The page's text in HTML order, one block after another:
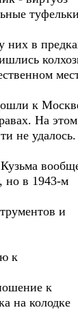
них в
к
На этом
не удалось.
но в 1943-м
и
к
к
на колодке